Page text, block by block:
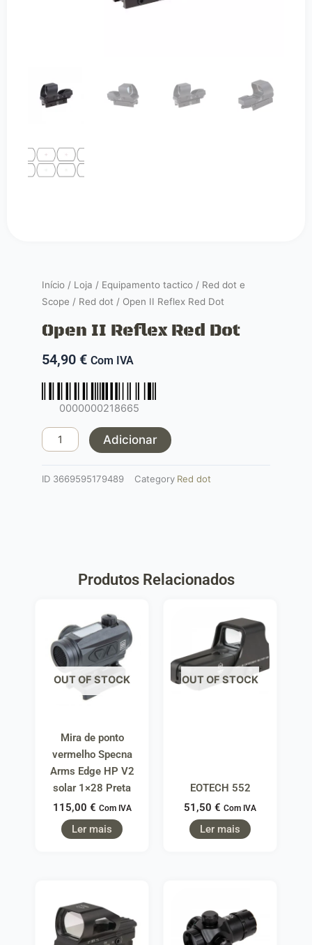
Início / Loja / Equipamento tactico / Red dot e
Scope / Red dot / Open II Reflex Red Dot
Open II Reflex Red Dot
54,90 € Com IVA
0000000218665
Open
II
Reflex
Dot
Adicionar
ID 3669595179489 Category Red dot
Produtos Relacionados
OUT OF STOCK
Mira de ponto
vermelho Specna
Arms Edge HP V2
solar 1×28 Preta
115,00 € Com IVA
Ler mais
OUT OF STOCK
EOTECH 552
51,50 € Com IVA
Ler mais